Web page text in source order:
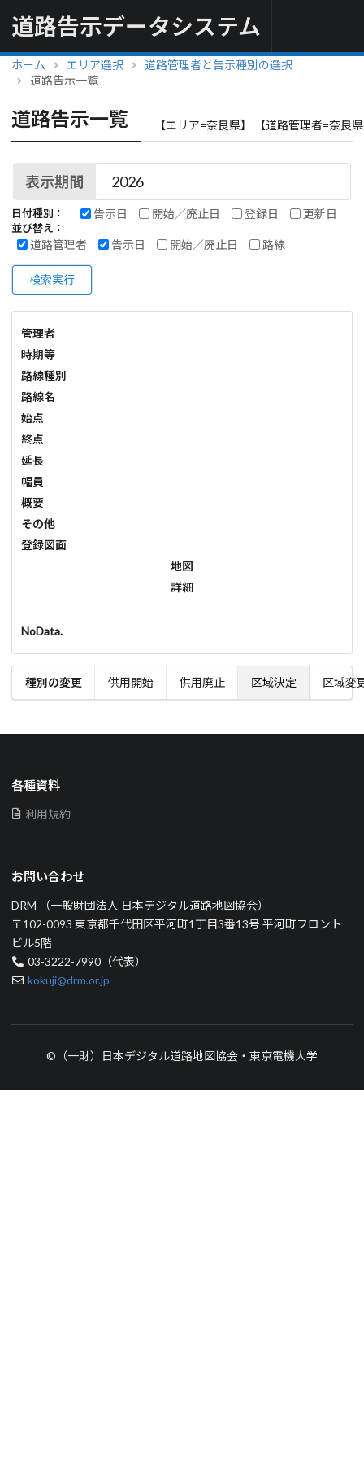
道路告示データシステム
ホーム エリア選択
道路管理者と告示種別の選択
道路告示一覧
道路告示一覧 【エリア=奈良県】 【道路管理者=奈良
表示期間
日付種別： 告示日 開始／廃止日 登録日 更新日
並び替え：
道路管理者 告示日 開始／廃止日 路線
検索実行
管理者
時期等
路線種別
路線名
始点
終点
延長
幅員
概要
その他
登録図面
地図
詳細
NoData.
種別の変更 供用開始 供用廃止 区域決定 区域変
各種資料
利用規約
お問い合わせ
DRM （一般財団法人 日本デジタル道路地図協会）
〒102-0093 東京都千代田区平河町1丁目3番13号 平河町フロント
ビル5階
03-3222-7990（代表）
kokuji@drm.or.jp
©（一財）日本デジタル道路地図協会・東京電機大学